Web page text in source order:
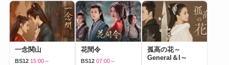
一念関山
BS12 15:00～
花間令
BS12 07:00～
孤高の花～
General＆I～